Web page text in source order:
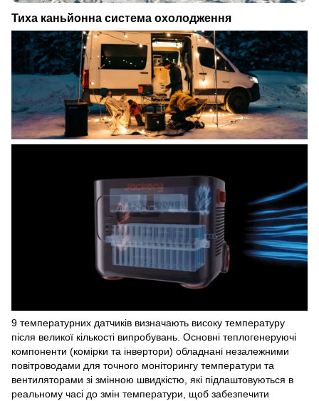
Тиха каньйонна система охолодження
9 температурних датчиків визначають високу температуру
після великої кількості випробувань. Основні теплогенеруючі
компоненти (комірки та інвертори) обладнані незалежними
повітроводами для точного моніторингу температури та
вентиляторами зі змінною швидкістю, які підлаштовуються в
реальному часі до змін температури, щоб забезпечити